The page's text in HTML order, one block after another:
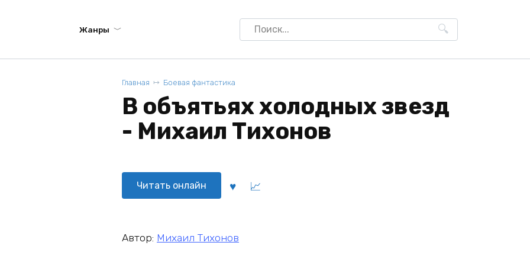
Жанры
Search
for:
Главная Боевая фантастика
В объятьях холодных звезд
- Михаил Тихонов
Читать онлайн
Автор: Михаил Тихонов